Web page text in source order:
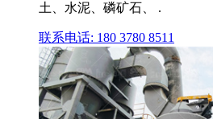
土、水泥、磷矿石、 .
联系电话: 180 3780 8511